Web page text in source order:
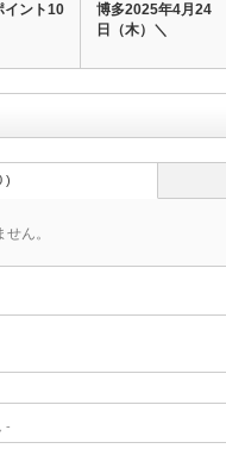
イント10
博多2025年4月24
日（木）＼
)
ん。
-